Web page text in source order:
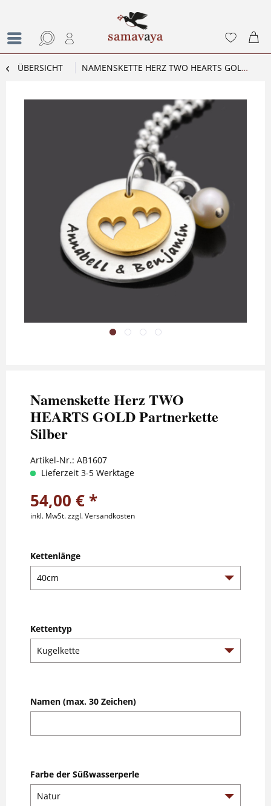
ÜBERSICHT NAMENSKETTE HERZ TWO HEARTS GOLD PARTNERKETTE SILBER
Namenskette Herz TWO
HEARTS GOLD Partnerkette
Silber
Artikel-Nr.: AB1607
Lieferzeit 3-5 Werktage
54,00 € *
inkl. MwSt.zzgl. Versandkosten
Kettenlänge
Kettentyp
Namen (max. 30 Zeichen)
Farbe der Süßwasserperle